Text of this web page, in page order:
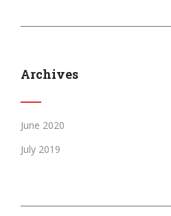
Archives
June 2020
July 2019